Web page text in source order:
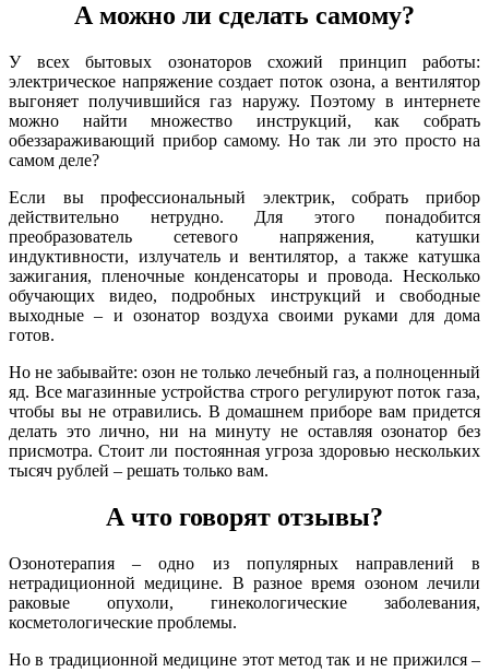
А можно ли сделать самому?
У всех бытовых озонаторов схожий принцип работы:
электрическое напряжение создает поток озона, а вентилятор
выгоняет получившийся газ наружу. Поэтому в интернете
можно найти множество инструкций, как собрать
обеззараживающий прибор самому. Но так ли это просто на
самом деле?
Если вы профессиональный электрик, собрать прибор
действительно нетрудно. Для этого понадобится
преобразователь сетевого напряжения, катушки
индуктивности, излучатель и вентилятор, а также катушка
зажигания, пленочные конденсаторы и провода. Несколько
обучающих видео, подробных инструкций и свободные
выходные – и озонатор воздуха своими руками для дома
готов.
Но не забывайте: озон не только лечебный газ, а полноценный
яд. Все магазинные устройства строго регулируют поток газа,
чтобы вы не отравились. В домашнем приборе вам придется
делать это лично, ни на минуту не оставляя озонатор без
присмотра. Стоит ли постоянная угроза здоровью нескольких
тысяч рублей – решать только вам.
А что говорят отзывы?
Озонотерапия – одно из популярных направлений в
нетрадиционной медицине. В разное время озоном лечили
раковые опухоли, гинекологические заболевания,
косметологические проблемы.
Но в традиционной медицине этот метод так и не прижился –